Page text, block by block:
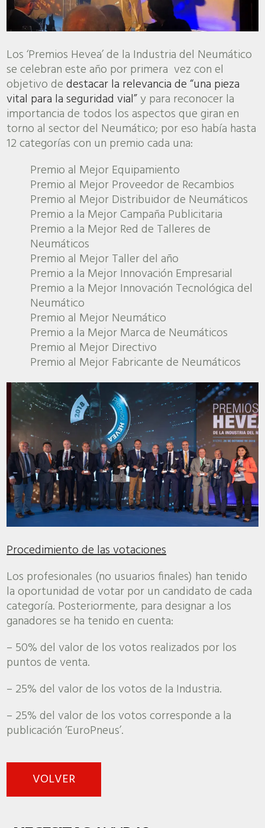
Los ‘Premios Hevea’ de la Industria del Neumático
se celebran este año por primera vez con el
objetivo dedestacar la relevancia de “una pieza
vital para la seguridad vial”y para reconocer la
importancia de todos los aspectos que giran en
torno al sector del Neumático; por eso había hasta
12 categorías con un premio cada una:
Premio al Mejor Equipamiento
Premio al Mejor Proveedor de Recambios
Premio al Mejor Distribuidor de Neumáticos
Premio a la Mejor Campaña Publicitaria
Premio a la Mejor Red de Talleres de
Neumáticos
Premio al Mejor Taller del año
Premio a la Mejor Innovación Empresarial
Premio a la Mejor Innovación Tecnológica del
Neumático
Premio al Mejor Neumático
Premio a la Mejor Marca de Neumáticos
Premio al Mejor Directivo
Premio al Mejor Fabricante de Neumáticos
Procedimiento de las votaciones
Los profesionales (no usuarios finales) han tenido
la oportunidad de votar por un candidato de cada
categoría. Posteriormente, para designar a los
ganadores se ha tenido en cuenta:
– 50% del valor de los votos realizados por los
puntos de venta.
– 25% del valor de los votos de la Industria.
– 25% del valor de los votos corresponde a la
publicación ‘EuroPneus’.
VOLVER